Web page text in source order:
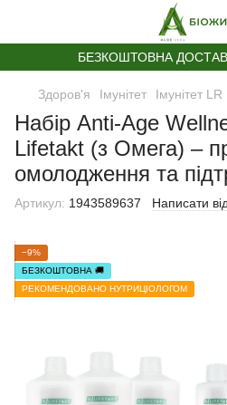
БЕЗКОШТОВНА
Здоров'я Імунітет Імунітет LR
Набір Anti-Age
Lifetakt (з Омега) –
омолодження та
Артикул: 1943589637 Написати
−9%
БЕЗКОШТОВНА 🚚
РЕКОМЕНДОВАНО НУТРИЦІОЛОГОМ